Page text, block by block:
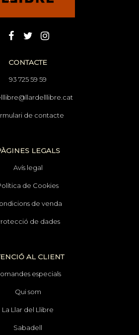
CONTACTE
93 725 59 59
de contacte
LEGALS
Avís legal
de Cookies
de venda
de dades
AL CLIENT
especials
Qui som
La Llar del Llibre
Sabadell